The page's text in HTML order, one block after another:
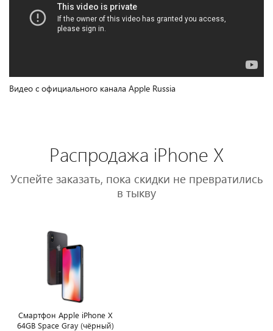
Видео с официального канала Apple Russia
Распродажа iPhone X
Успейте заказать, пока скидки не превратились
в тыкву
Смартфон Apple iPhone X
64GB Space Gray (чёрный)